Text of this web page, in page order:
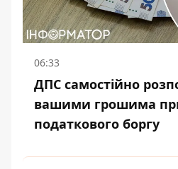
06:33
ДПС самостійно
вашими грошима
податкового боргу